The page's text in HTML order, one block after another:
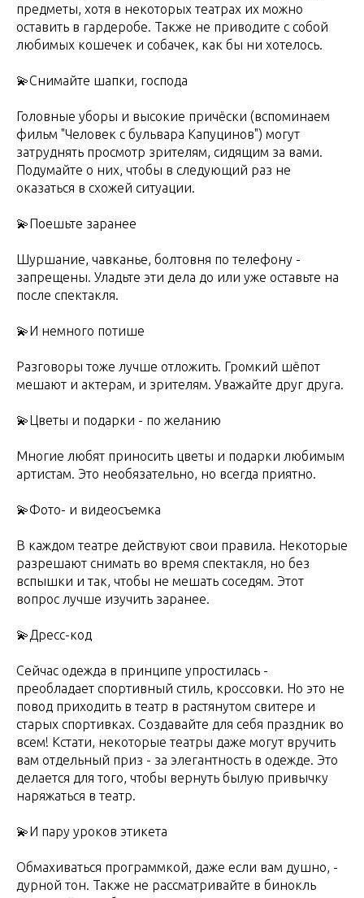
предметы, хотя в некоторых театрах их можно
оставить в гардеробе. Также не приводите с собой
любимых кошечек и собачек, как бы ни хотелось.
💫Снимайте шапки, господа
Головные уборы и высокие причёски (вспоминаем
фильм "Человек с бульвара Капуцинов") могут
затруднять просмотр зрителям, сидящим за вами.
Подумайте о них, чтобы в следующий раз не
оказаться в схожей ситуации.
💫Поешьте заранее
Шуршание, чавканье, болтовня по телефону -
запрещены. Уладьте эти дела до или уже оставьте на
после спектакля.
💫И немного потише
Разговоры тоже лучше отложить. Громкий шёпот
мешают и актерам, и зрителям. Уважайте друг друга.
💫Цветы и подарки - по желанию
Многие любят приносить цветы и подарки любимым
артистам. Это необязательно, но всегда приятно.
💫Фото- и видеосъемка
В каждом театре действуют свои правила. Некоторые
разрешают снимать во время спектакля, но без
вспышки и так, чтобы не мешать соседям. Этот
вопрос лучше изучить заранее.
💫Дресс-код
Сейчас одежда в принципе упростилась -
преобладает спортивный стиль, кроссовки. Но это не
повод приходить в театр в растянутом свитере и
старых спортивках. Создавайте для себя праздник во
всем! Кстати, некоторые театры даже могут вручить
вам отдельный приз - за элегантность в одежде. Это
делается для того, чтобы вернуть былую привычку
наряжаться в театр.
💫И пару уроков этикета
Обмахиваться программкой, даже если вам душно, -
дурной тон. Также не рассматривайте в бинокль